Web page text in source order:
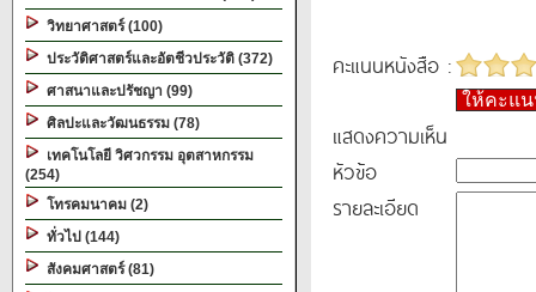
วิทยาศาสตร์ (100)
ประวัติศาสตร์และอัตชีวประวัติ (372)
ศาสนาและปรัชญา (99)
ศิลปะและวัฒนธรรม (78)
เทคโนโลยี วิศวกรรม อุตสาหกรรม
(254)
โทรคมนาคม (2)
ทั่วไป (144)
สังคมศาสตร์ (81)
คะแนนหนังสือ :
ให้คะแ
แสดงความเห็น
หัวข้อ
รายละเอียด